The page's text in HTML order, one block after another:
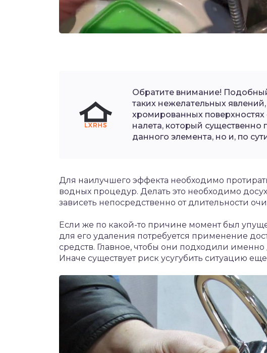
Обратите внимание!
таких нежелательных
хромированных
налета, который существенно
данного элемента, но и, по
Для наилучшего эффекта необходимо
водных процедур. Делать это необходимо
зависеть непосредственно от длительности
Если же по какой-то причине момент был
для его удаления потребуется применение
средств. Главное, чтобы они подходили
Иначе существует риск усугубить ситуацию